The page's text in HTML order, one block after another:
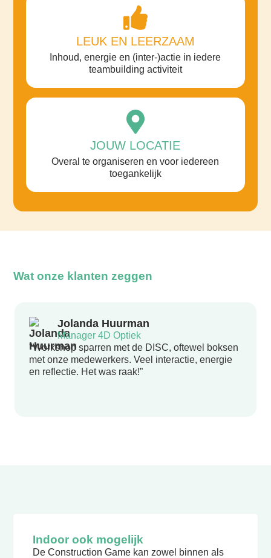
LEUK EN LEERZAAM
Inhoud, energie en (inter-)actie in iedere
teambuilding activiteit
JOUW LOCATIE
Overal te organiseren en voor iedereen
toegankelijk
Wat onze klanten zeggen
Jolanda Huurman
Manager 4D Optiek
"Workshop sparren met de DISC, oftewel boksen
met onze medewerkers. Veel interactie, energie
en reflectie. Het was raak!”
Indoor ook mogelijk
De Construction Game kan zowel binnen als